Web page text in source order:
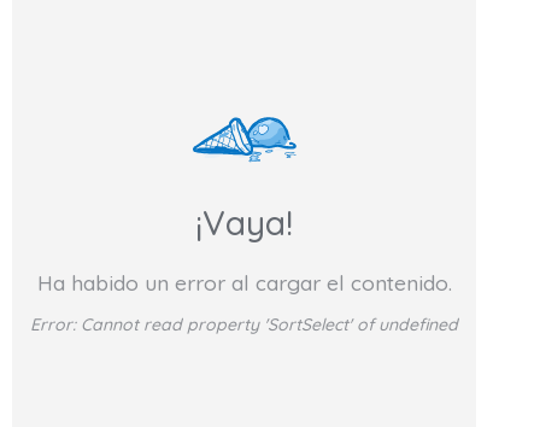
¡Vaya!
Ha habido un error al cargar el contenido.
Error: Cannot read property 'SortSelect' of undefined